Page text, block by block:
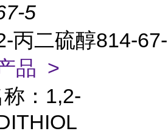
5
丙二硫醇814-67-
品 >
：1,2-